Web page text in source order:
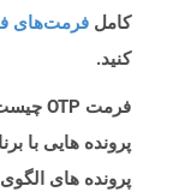
کامل فرمت‌های
کنید.
فرمت OTP چیست؟
پرونده های